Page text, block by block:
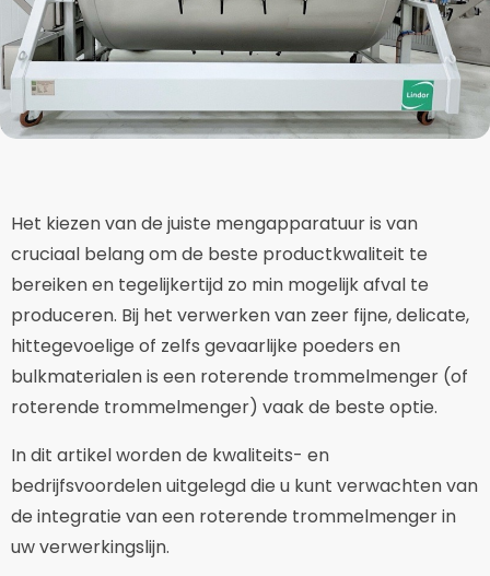
Het kiezen van de juiste mengapparatuur is van
cruciaal belang om de beste productkwaliteit te
bereiken en tegelijkertijd zo min mogelijk afval te
produceren. Bij het verwerken van zeer fijne, delicate,
hittegevoelige of zelfs gevaarlijke poeders en
bulkmaterialen is een roterende trommelmenger (of
roterende trommelmenger) vaak de beste optie.
In dit artikel worden de kwaliteits- en
bedrijfsvoordelen uitgelegd die u kunt verwachten van
de integratie van een roterende trommelmenger in
uw verwerkingslijn.